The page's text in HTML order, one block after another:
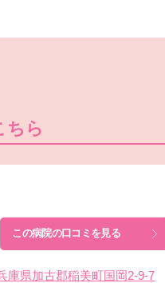
ちら
この病院の口コミを見る
庫県加古郡稲美町国岡2-9-7